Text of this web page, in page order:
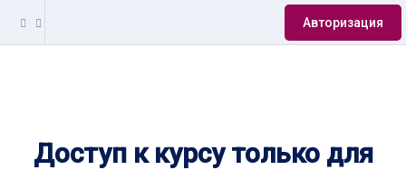
Авторизация
Доступ к курсу только для